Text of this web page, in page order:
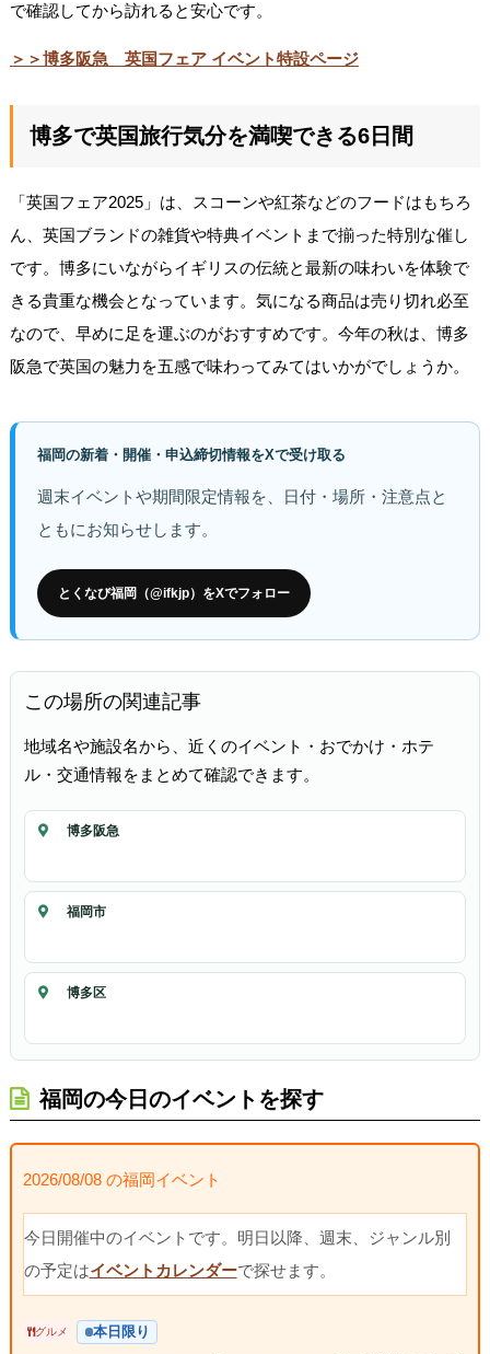
で確認してから訪れると安心です。
＞＞博多阪急 英国フェア イベント特設ページ
博多で英国旅行気分を満喫できる6日間
「英国フェア2025」は、スコーンや紅茶などのフードはもちろ
ん、英国ブランドの雑貨や特典イベントまで揃った特別な催し
です。博多にいながらイギリスの伝統と最新の味わいを体験で
きる貴重な機会となっています。気になる商品は売り切れ必至
なので、早めに足を運ぶのがおすすめです。今年の秋は、博多
阪急で英国の魅力を五感で味わってみてはいかがでしょうか。
福岡の新着・開催・申込締切情報をXで受け取る
週末イベントや期間限定情報を、日付・場所・注意点と
ともにお知らせします。
とくなび福岡（@ifkjp）をXでフォロー
この場所の関連記事
地域名や施設名から、近くのイベント・おでかけ・ホテ
ル・交通情報をまとめて確認できます。
博多阪急
福岡市
博多区
福岡の今日のイベントを探す
2026/08/08 の福岡イベント
今日開催中のイベントです。明日以降、週末、ジャンル別
の予定はイベントカレンダーで探せます。
グルメ 本日限り